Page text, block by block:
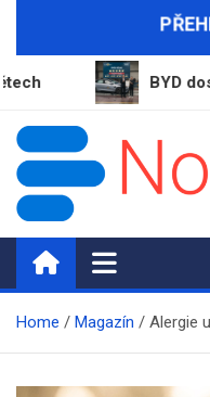
BYD dosahuje
Magazín novinek a
Home Magazín Alergie